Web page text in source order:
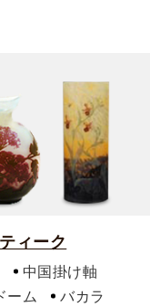
ィーク
中国掛け軸
ーム
バカラ